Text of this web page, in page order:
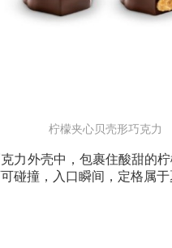
柠檬夹心贝壳形巧克力
力外壳中，包裹住酸甜的
碰撞，入口瞬间，定格属于